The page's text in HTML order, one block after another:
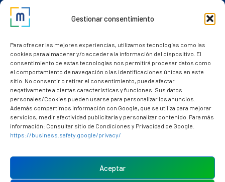
Gestionar consentimiento
Para ofrecer las mejores experiencias, utilizamos tecnologías como las
cookies para almacenar y/o acceder a la información del dispositivo. El
consentimiento de estas tecnologías nos permitirá procesar datos como
el comportamiento de navegación o las identificaciones únicas en este
sitio. No consentir o retirar el consentimiento, puede afectar
negativamente a ciertas características y funciones. Sus datos
personales/Cookies pueden usarse para personalizar los anuncios.
Además compartimos información con Google, que se utiliza para mejorar
servicios, medir efectividad publicitaria y personalizar contenido. Para más
información: Consultar sitio de Condiciones y Privacidad de Google.
https://business.safety.google/privacy/
Aceptar
Descarga nuestra app
Nuestros clientes
Dudas y consultas
Política de cookies (UE)